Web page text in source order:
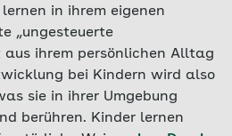
lernen in ihrem eigenen
„ungesteuerte
aus ihrem persönlichen Alltag
bei Kindern wird also
sie in ihrer Umgebung
berühren. Kinder lernen